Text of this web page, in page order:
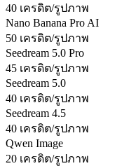
40 เครดิต/รูปภาพ
Nano Banana Pro AI
50 เครดิต/รูปภาพ
Seedream 5.0 Pro
45 เครดิต/รูปภาพ
Seedream 5.0
40 เครดิต/รูปภาพ
Seedream 4.5
40 เครดิต/รูปภาพ
Qwen Image
20 เครดิต/รูปภาพ